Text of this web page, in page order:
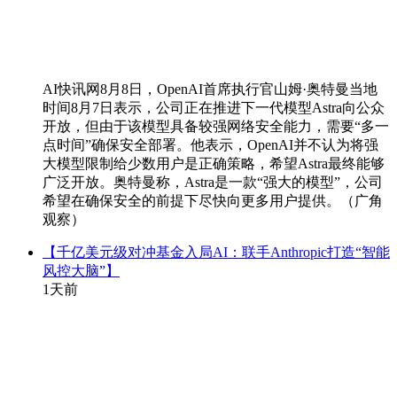
AI快讯网8月8日，OpenAI首席执行官山姆·奥特曼当地
时间8月7日表示，公司正在推进下一代模型Astra向公众
开放，但由于该模型具备较强网络安全能力，需要“多一
点时间”确保安全部署。他表示，OpenAI并不认为将强
大模型限制给少数用户是正确策略，希望Astra最终能够
广泛开放。奥特曼称，Astra是一款“强大的模型”，公司
希望在确保安全的前提下尽快向更多用户提供。（广角
观察）
【千亿美元级对冲基金入局AI：联手Anthropic打造“智能
风控大脑”】
1天前